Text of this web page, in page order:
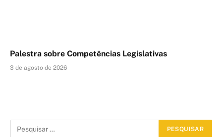
Palestra sobre Competências Legislativas
3 de agosto de 2026